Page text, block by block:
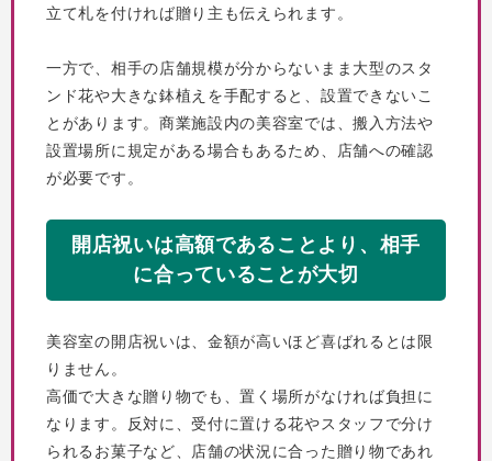
立て札を付ければ贈り主も伝えられます。
一方で、相手の店舗規模が分からないまま大型のスタ
ンド花や大きな鉢植えを手配すると、設置できないこ
とがあります。商業施設内の美容室では、搬入方法や
設置場所に規定がある場合もあるため、店舗への確認
が必要です。
開店祝いは高額であることより、相手
に合っていることが大切
美容室の開店祝いは、金額が高いほど喜ばれるとは限
りません。
高価で大きな贈り物でも、置く場所がなければ負担に
なります。反対に、受付に置ける花やスタッフで分け
られるお菓子など、店舗の状況に合った贈り物であれ